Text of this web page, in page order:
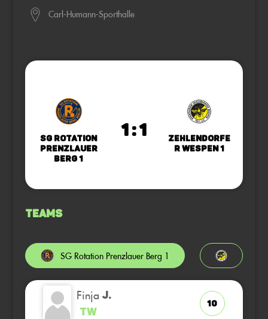
Carl-Humann-Sporthalle
SG Rotation
Prenzlauer
Berg 1
1 : 1
Zehlendorfe
r Wespen 1
Teams
SG Rotation Prenzlauer Berg 1
Finja J.
TW
10